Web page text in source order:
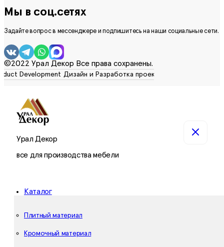
Мы в соц.сетях
Задайте вопрос в мессенджере и подпишитесь на наши социальные сети.
©2022 Урал Декор Все права сохранены.
Урал Декор
все для производства мебели
Каталог
Плитный материал
Кромочный материал